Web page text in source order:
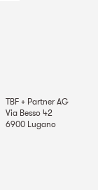
TBF + Partner AG
Via Besso 42
6900 Lugano